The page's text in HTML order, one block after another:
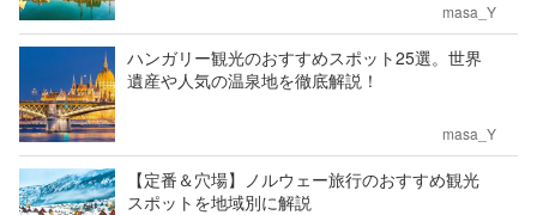
masa_Y
ハンガリー観光のおすすめスポット25選。世界
遺産や人気の温泉地を徹底解説！
masa_Y
【定番＆穴場】ノルウェー旅行のおすすめ観光
スポットを地域別に解説